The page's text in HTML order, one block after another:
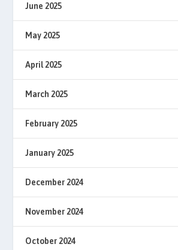
June 2025
May 2025
April 2025
March 2025
February 2025
January 2025
December 2024
November 2024
October 2024